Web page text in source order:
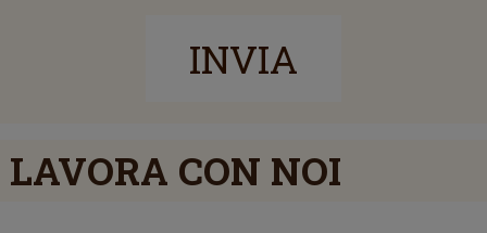
INVIA
LAVORA CON NOI